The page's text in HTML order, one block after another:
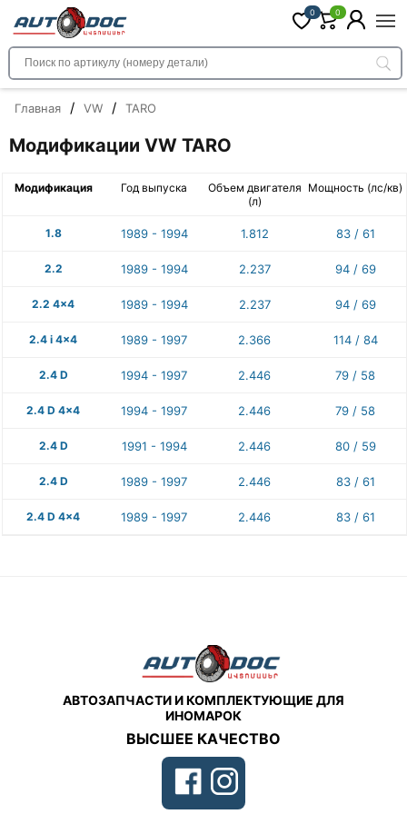
0 0
Главная / VW / TARO
Модификации VW TARO
Модификация Год выпуска
Объем двигателя
(л)
Мощность (лс/кв)
1.8 1989 - 1994 1.812 83 / 61
2.2 1989 - 1994 2.237 94 / 69
2.2 4x4 1989 - 1994 2.237 94 / 69
2.4 i 4x4 1989 - 1997 2.366 114 / 84
2.4 D 1994 - 1997 2.446 79 / 58
2.4 D 4x4 1994 - 1997 2.446 79 / 58
2.4 D 1991 - 1994 2.446 80 / 59
2.4 D 1989 - 1997 2.446 83 / 61
2.4 D 4x4 1989 - 1997 2.446 83 / 61
АВТОЗАПЧАСТИ И КОМПЛЕКТУЮЩИЕ ДЛЯ
ИНОМАРОК
ВЫСШЕЕ КАЧЕСТВО